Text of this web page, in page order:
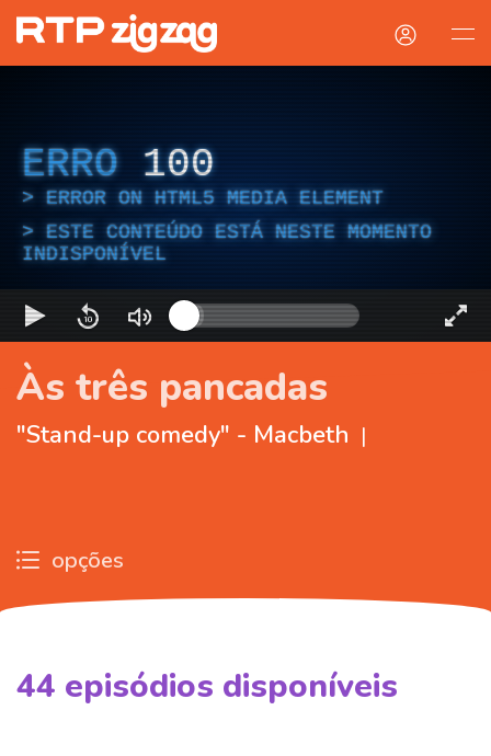
ERRO 100
ERROR ON HTML5 MEDIA ELEMENT
ESTE CONTEÚDO ESTÁ NESTE MOMENTO
INDISPONÍVEL
Às três pancadas
"Stand-up comedy" - Macbeth |
opções
44 episódios disponíveis